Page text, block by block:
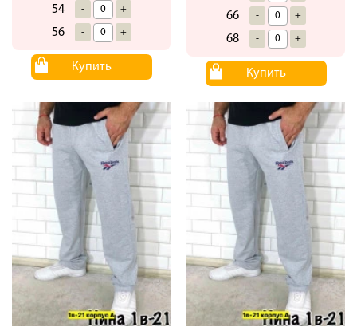
54 - +
56 - +
Купить
66 - +
68 - +
Купить